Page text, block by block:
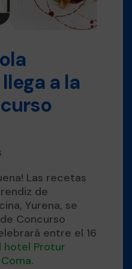
a la
Las recetas
de
Yurena, se
Concurso
entre el 16
hotel Protur